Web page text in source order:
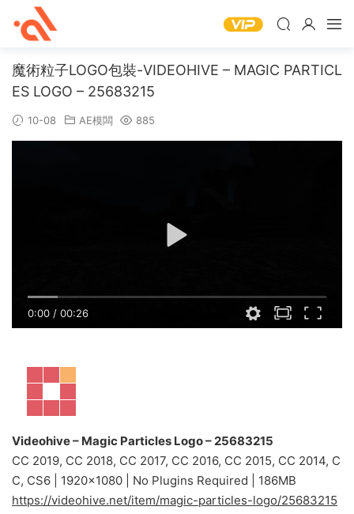
魔術粒子LOGO包裝-VIDEOHIVE – MAGIC PARTICL
ES LOGO – 25683215
10-08 AE模闆 885
0:00 / 00:26
Videohive – Magic Particles Logo – 25683215
CC 2019, CC 2018, CC 2017, CC 2016, CC 2015, CC 2014, C
C, CS6 | 1920×1080 | No Plugins Required | 186MB
https://videohive.net/item/magic-particles-logo/25683215